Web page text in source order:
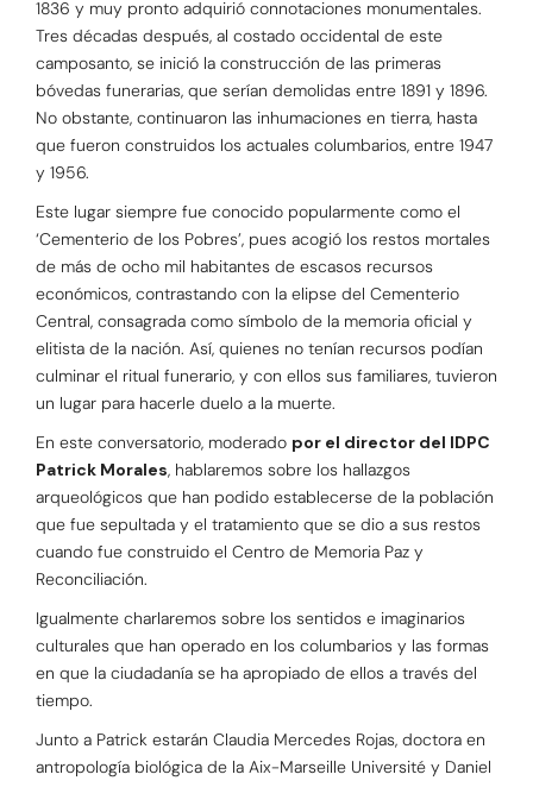
1836 y muy pronto adquirió connotaciones monumentales.
Tres décadas después, al costado occidental de este
camposanto, se inició la construcción de las primeras
bóvedas funerarias, que serían demolidas entre 1891 y 1896.
No obstante, continuaron las inhumaciones en tierra, hasta
que fueron construidos los actuales columbarios, entre 1947
y 1956.
Este lugar siempre fue conocido popularmente como el
‘Cementerio de los Pobres’, pues acogió los restos mortales
de más de ocho mil habitantes de escasos recursos
económicos, contrastando con la elipse del Cementerio
Central, consagrada como símbolo de la memoria oficial y
elitista de la nación. Así, quienes no tenían recursos podían
culminar el ritual funerario, y con ellos sus familiares, tuvieron
un lugar para hacerle duelo a la muerte.
En este conversatorio, moderado por el director del IDPC
Patrick Morales, hablaremos sobre los hallazgos
arqueológicos que han podido establecerse de la población
que fue sepultada y el tratamiento que se dio a sus restos
cuando fue construido el Centro de Memoria Paz y
Reconciliación.
Igualmente charlaremos sobre los sentidos e imaginarios
culturales que han operado en los columbarios y las formas
en que la ciudadanía se ha apropiado de ellos a través del
tiempo.
Junto a Patrick estarán Claudia Mercedes Rojas, doctora en
antropología biológica de la Aix-Marseille Université y Daniel